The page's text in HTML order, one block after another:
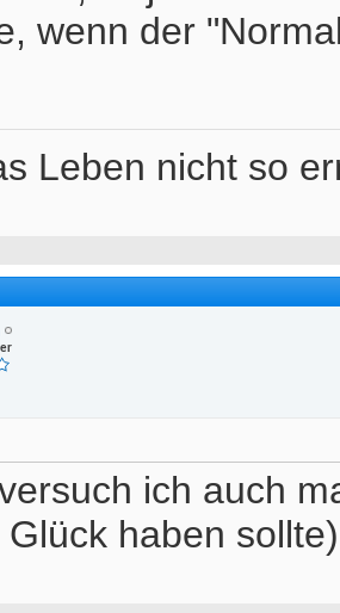
wenn der
Leben nicht so
ich auch
Glück haben